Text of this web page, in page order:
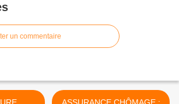
un commentaire